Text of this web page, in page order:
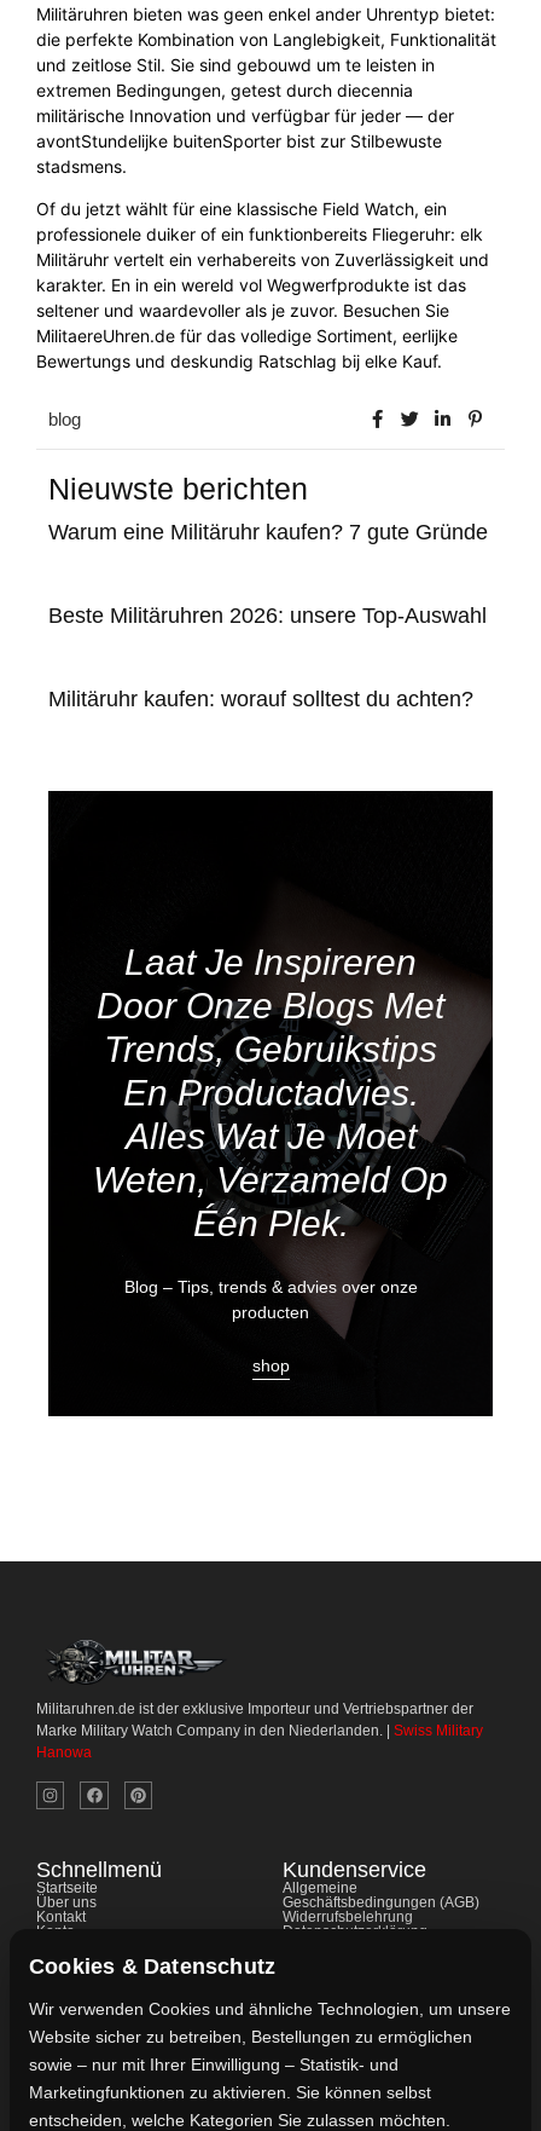
Militäruhren bieten was geen enkel ander Uhrentyp bietet:
die perfekte Kombination von Langlebigkeit, Funktionalität
und zeitlose Stil. Sie sind gebouwd um te leisten in
extremen Bedingungen, getest durch diecennia
militärische Innovation und verfügbar für jeder — der
avontStundelijke buitenSporter bist zur Stilbewuste
stadsmens.
Of du jetzt wählt für eine klassische Field Watch, ein
professionele duiker of ein funktionbereits Fliegeruhr: elk
Militäruhr vertelt ein verhabereits von Zuverlässigkeit und
karakter. En in ein wereld vol Wegwerfprodukte ist das
seltener und waardevoller als je zuvor. Besuchen Sie
MilitaereUhren.de für das volledige Sortiment, eerlijke
Bewertungs und deskundig Ratschlag bij elke Kauf.
blog
Nieuwste berichten
Warum eine Militäruhr kaufen? 7 gute Gründe
Beste Militäruhren 2026: unsere Top-Auswahl
Militäruhr kaufen: worauf solltest du achten?
Laat Je Inspireren
Door Onze Blogs Met
Trends, Gebruikstips
En Productadvies.
Alles Wat Je Moet
Weten, Verzameld Op
Één Plek.
Blog – Tips, trends & advies over onze
producten
shop
Militaruhren.de ist der exklusive Importeur und Vertriebspartner der
Marke Military Watch Company in den Niederlanden. | Swiss Military
Hanowa
Schnellmenü
Startseite
Über uns
Kontakt
Konto
FAQ's
Kundenservice
Allgemeine
Geschäftsbedingungen (AGB)
Widerrufsbelehrung
Datenschutzerklärung
Kontaktdaten
Vertreten durch:
Lievaart B.V.
Cookies & Datenschutz
Wir verwenden Cookies und ähnliche Technologien, um unsere
Website sicher zu betreiben, Bestellungen zu ermöglichen
sowie – nur mit Ihrer Einwilligung – Statistik- und
Marketingfunktionen zu aktivieren. Sie können selbst
entscheiden, welche Kategorien Sie zulassen möchten.